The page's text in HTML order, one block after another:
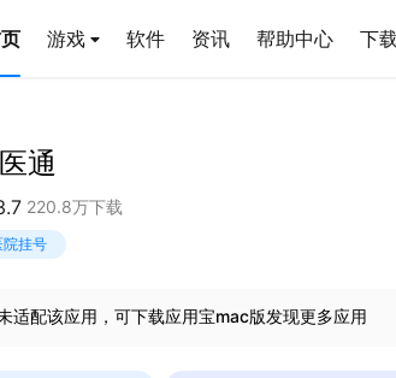
游戏 软件 资讯 帮助中心 下
通
220.8万下载
院挂号
适配该应用，可下载应用宝mac版发现更多应用